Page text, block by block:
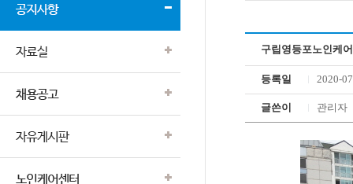
구립영등포노인케
등록일 2020-
글쓴이 관리자